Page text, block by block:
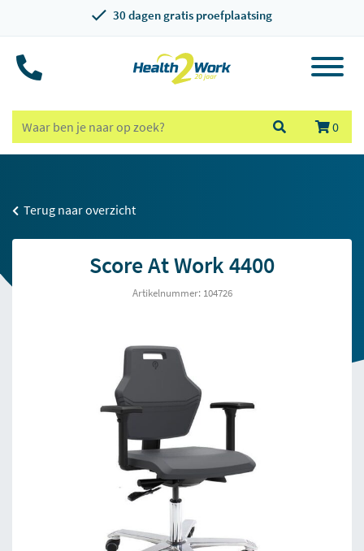
30 dagen gratis proefplaatsing
0
Terug naar overzicht
Score At Work 4400
Artikelnummer: 104726